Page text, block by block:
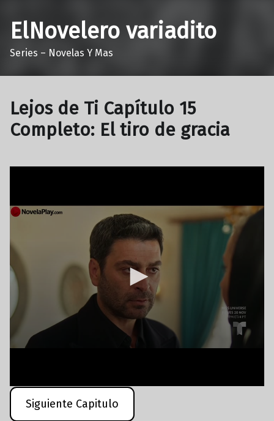
ElNovelero variadito
Series – Novelas Y Mas
Lejos de Ti Capítulo 15
Completo: El tiro de gracia
Siguiente Capitulo